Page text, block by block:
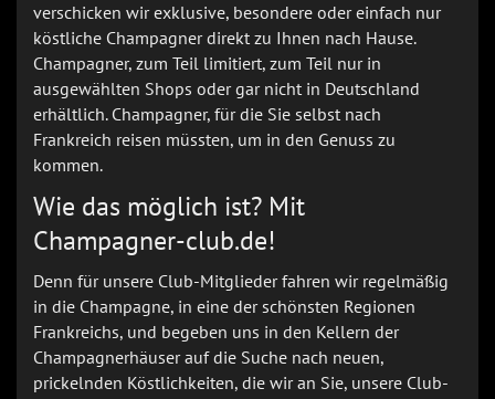
verschicken wir exklusive, besondere oder einfach nur
köstliche Champagner direkt zu Ihnen nach Hause.
Champagner, zum Teil limitiert, zum Teil nur in
ausgewählten Shops oder gar nicht in Deutschland
erhältlich. Champagner, für die Sie selbst nach
Frankreich reisen müssten, um in den Genuss zu
kommen.
Wie das möglich ist? Mit
Champagner-club.de!
Denn für unsere Club-Mitglieder fahren wir regelmäßig
in die Champagne, in eine der schönsten Regionen
Frankreichs, und begeben uns in den Kellern der
Champagnerhäuser auf die Suche nach neuen,
prickelnden Köstlichkeiten, die wir an Sie, unsere Club-